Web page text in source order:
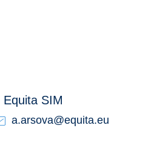
SIM
a.arsova@equita.eu